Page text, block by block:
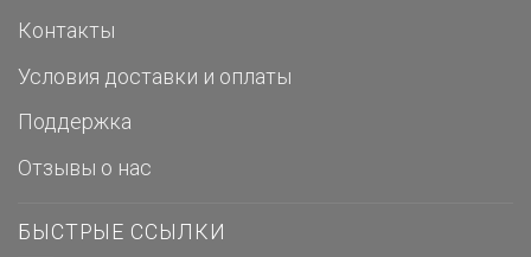
Контакты
Условия доставки и оплаты
Поддержка
Отзывы о нас
БЫСТРЫЕ ССЫЛКИ